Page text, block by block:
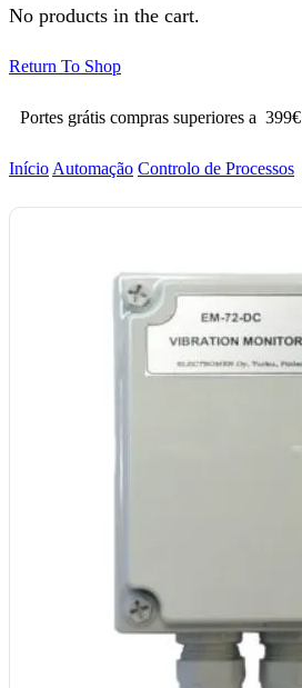
No products in the cart.
Return To Shop
Portes grátis compras superiores a 399€
Início Automação Controlo de Processos